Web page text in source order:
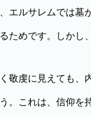
エルサレムでは墓
ためです。しかし
敬虔に見えても、
。これは、信仰を